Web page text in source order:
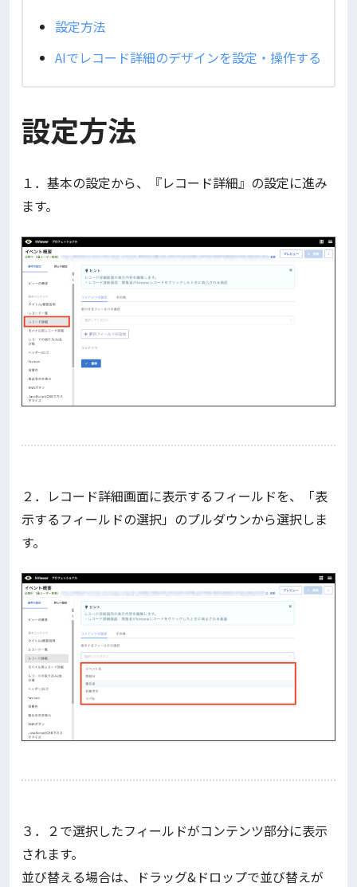
設定方法
AIでレコード詳細のデザインを設定・操作する
設定方法
１．基本の設定から、『レコード詳細』の設定に進み
ます。
２．レコード詳細画面に表示するフィールドを、「表
示するフィールドの選択」のプルダウンから選択しま
す。
３．２で選択したフィールドがコンテンツ部分に表示
されます。
並び替える場合は、ドラッグ&ドロップで並び替えが